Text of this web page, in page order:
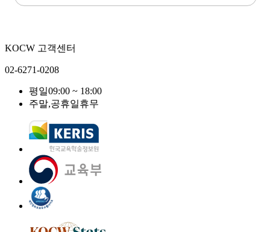
KOCW 고객센터
02-6271-0208
평일09:00 ~ 18:00
주말,공휴일휴무